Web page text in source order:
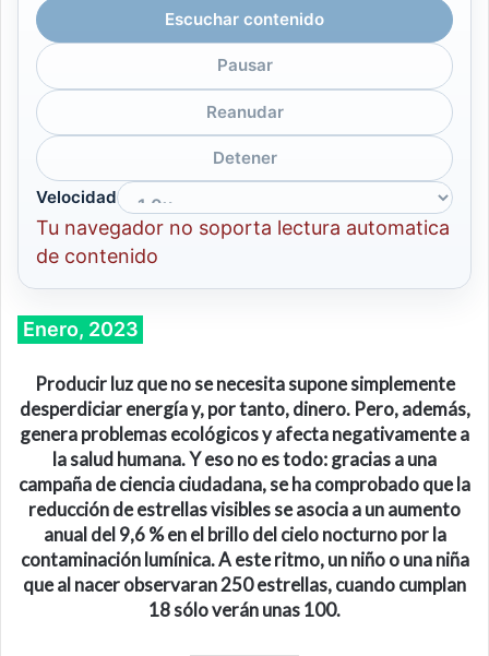
Escuchar contenido
Pausar
Reanudar
Detener
Velocidad
Tu navegador no soporta lectura automatica
de contenido
Enero, 2023
Producir luz que no se necesita supone simplemente
desperdiciar energía y, por tanto, dinero. Pero, además,
genera problemas ecológicos y afecta negativamente a
la salud humana. Y eso no es todo: gracias a una
campaña de ciencia ciudadana, se ha comprobado que la
reducción de estrellas visibles se asocia a un aumento
anual del 9,6 % en el brillo del cielo nocturno por la
contaminación lumínica. A este ritmo, un niño o una niña
que al nacer observaran 250 estrellas, cuando cumplan
18 sólo verán unas 100.